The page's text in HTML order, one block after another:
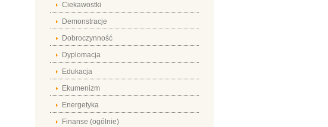
Ciekawostki
Demonstracje
Dobroczynność
Dyplomacja
Edukacja
Ekumenizm
Energetyka
Finanse (ogólnie)